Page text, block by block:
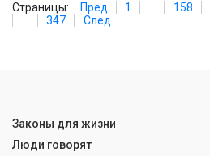
Страницы: Пред. 1 158
347 След.
Законы для жизни
Люди говорят